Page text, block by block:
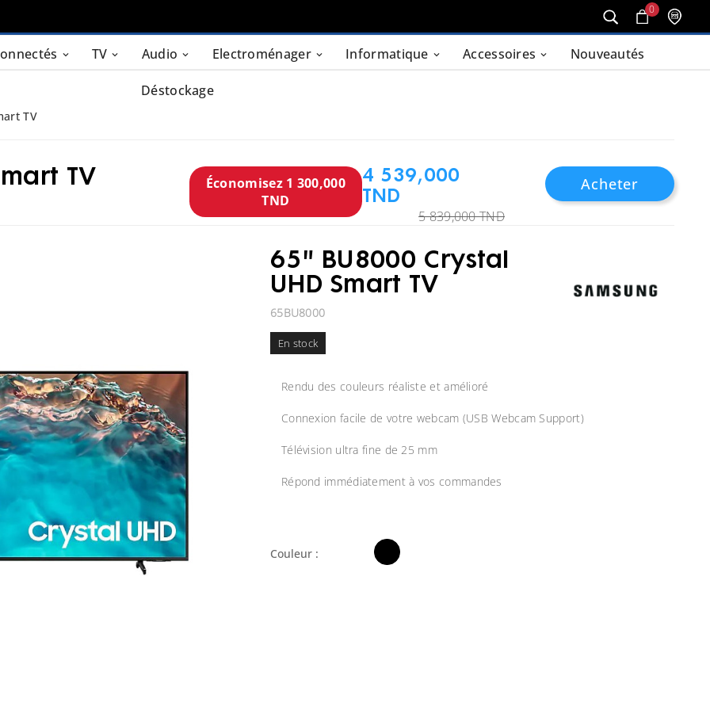
0
TV Audio Electroménager Informatique Accessoires Nouveautés
Déstockage
TV
TV
Économisez 1 300,000
TND
4 539,000
TND
5 839,000 TND
Acheter
65" BU8000 Crystal
UHD Smart TV
65BU8000
En stock
Rendu des couleurs réaliste et amélioré
Connexion facile de votre webcam (USB Webcam Support)
Télévision ultra fine de 25 mm
Répond immédiatement à vos commandes
Couleur :